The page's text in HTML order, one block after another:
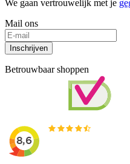
We gaan vertrouwelijk met je
Mail ons
Inschrijven
Betrouwbaar shoppen